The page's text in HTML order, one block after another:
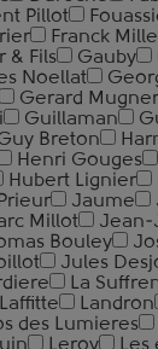
Pillot
Franck
& Fils Gauby
Noellat
Gerard
Guillaman
Breton
Henri Gouges
Hubert Lignier
Jaume
Millot
Jean-
Bouley
Jules
La
Laffitte Landron
des Lumieres